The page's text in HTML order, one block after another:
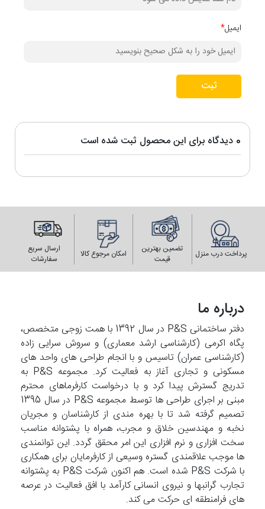
0 دیدگاه برای این محصول ثبت شده است
ایمیل*
ثبت
پرداخت درب منزل
تضمین بهترین
قیمت
امکان مرجوع کالا
ارسال سریع
سفارشات
درباره ما
دفتر ساختمانی P&S در سال 1392 با همت زوجی متخصص،
پگاه اکرمی (کارشناسی ارشد معماری) و سروش سرایی زاده
(کارشناسی عمران) تاسیس و با انجام طراحی های واحد های
مسکونی و تجاری آغاز به فعالیت کرد. مجموعه P&S به
تدریج گسترش پیدا کرد و با درخواست کارفرماهای محترم
مبنی بر اجرای طراحی ها توسط مجموعه P&S در سال 1395
تصمیم گرفته شد تا با بهره مندی از کارشناسان و مجریان
نخبه و مهندسین خلاق و مجرب، همراه با پشتوانه مناسب
سخت افزاری و نرم افزاری این امر محقق گردد. این توانمندی
ها موجب علاقمندی گستره وسیعی از کارفرمایان برای همکاری
با شرکت P&S شده است. هم اکنون شرکت P&S به پشتوانه
تجارب گرانبها و نیروی انسانی کارآمد با افق فعالیت در عرصه
های فرامنطقه ای حرکت می کند.